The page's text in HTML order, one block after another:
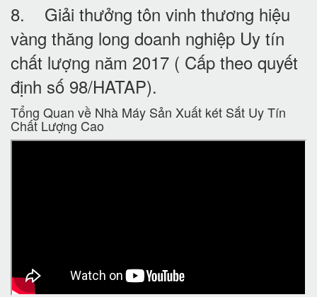
8. Giải thưởng tôn vinh thương hiệu
vàng thăng long doanh nghiệp Uy tín
chất lượng năm 2017 ( Cấp theo quyết
định số 98/HATAP).
Tổng Quan về Nhà Máy Sản Xuất két Sắt Uy Tín
Chất Lượng Cao